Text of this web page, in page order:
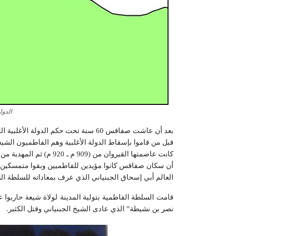
قبل من قاموا بإسقاط الدولة الأغلبية وهم الفاطميون
أن سكان صفاقس كانوا مؤيدين للفاطميين وبقوا
العالم أبي إسحاق الجبنياني الذي عرف بمعاداته
قامت السلطة الفاطمية بتولية المدينة لولاة شيعة
نصر بن نشيطة” الذي عادى الشيخ الجبنياني وقتل الكثير.